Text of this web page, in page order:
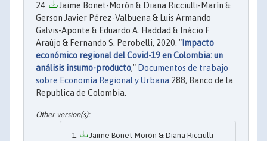
Jaime Bonet-Morón & Diana Ricciulli-Marín &
Gerson Javier Pérez-Valbuena & Luis Armando
Galvis-Aponte & Eduardo A. Haddad & Inácio F.
Araújo & Fernando S. Perobelli, 2020. "Impacto
económico regional del Covid-19 en Colombia: un
análisis insumo-producto," Documentos de trabajo
sobre Economía Regional y Urbana 288, Banco de la
Republica de Colombia.
Jaime Bonet-Morón & Diana Ricciulli-